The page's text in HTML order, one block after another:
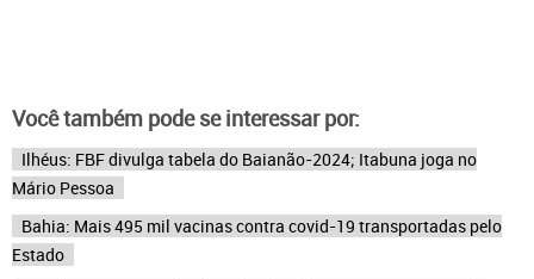
Você também pode se interessar por:
Ilhéus: FBF divulga tabela do Baianão-2024; Itabuna joga no
Mário Pessoa
Bahia: Mais 495 mil vacinas contra covid-19 transportadas pelo
Estado